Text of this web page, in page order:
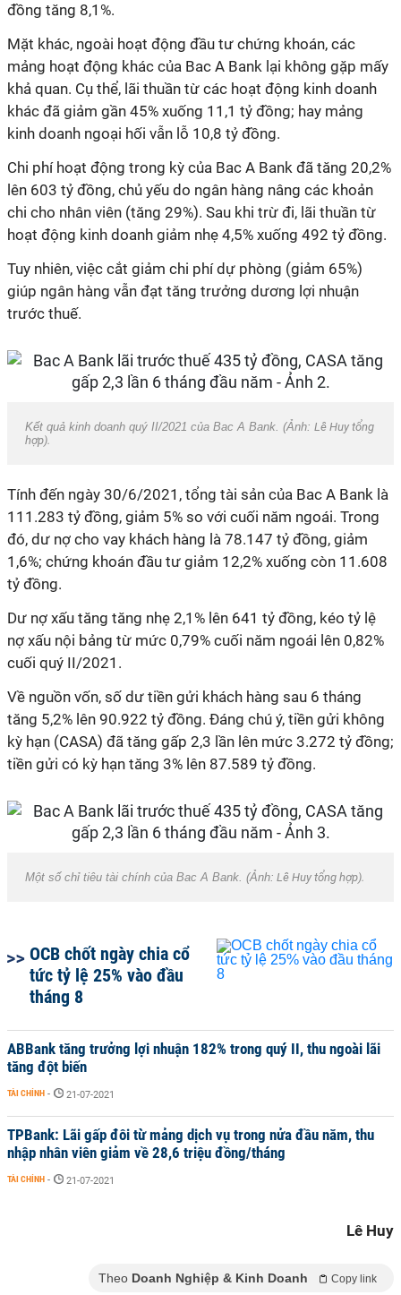
đồng tăng 8,1%.
Mặt khác, ngoài hoạt động đầu tư chứng khoán, các
mảng hoạt động khác của Bac A Bank lại không gặp mấy
khả quan. Cụ thể, lãi thuần từ các hoạt động kinh doanh
khác đã giảm gần 45% xuống 11,1 tỷ đồng; hay mảng
kinh doanh ngoại hối vẫn lỗ 10,8 tỷ đồng.
Chi phí hoạt động trong kỳ của Bac A Bank đã tăng 20,2%
lên 603 tỷ đồng, chủ yếu do ngân hàng nâng các khoản
chi cho nhân viên (tăng 29%). Sau khi trừ đi, lãi thuần từ
hoạt động kinh doanh giảm nhẹ 4,5% xuống 492 tỷ đồng.
Tuy nhiên, việc cắt giảm chi phí dự phòng (giảm 65%)
giúp ngân hàng vẫn đạt tăng trưởng dương lợi nhuận
trước thuế.
Kết quả kinh doanh quý II/2021 của Bac A Bank. (Ảnh: Lê Huy tổng
hợp).
Tính đến ngày 30/6/2021, tổng tài sản của Bac A Bank là
111.283 tỷ đồng, giảm 5% so với cuối năm ngoái. Trong
đó, dư nợ cho vay khách hàng là 78.147 tỷ đồng, giảm
1,6%; chứng khoán đầu tư giảm 12,2% xuống còn 11.608
tỷ đồng.
Dư nợ xấu tăng tăng nhẹ 2,1% lên 641 tỷ đồng, kéo tỷ lệ
nợ xấu nội bảng từ mức 0,79% cuối năm ngoái lên 0,82%
cuối quý II/2021.
Về nguồn vốn, số dư tiền gửi khách hàng sau 6 tháng
tăng 5,2% lên 90.922 tỷ đồng. Đáng chú ý, tiền gửi không
kỳ hạn (CASA) đã tăng gấp 2,3 lần lên mức 3.272 tỷ đồng;
tiền gửi có kỳ hạn tăng 3% lên 87.589 tỷ đồng.
Một số chỉ tiêu tài chính của Bac A Bank. (Ảnh: Lê Huy tổng hợp).
OCB chốt ngày chia cổ
tức tỷ lệ 25% vào đầu
tháng 8
ABBank tăng trưởng lợi nhuận 182% trong quý II, thu ngoài lãi
tăng đột biến
TÀI CHÍNH - 21-07-2021
TPBank: Lãi gấp đôi từ mảng dịch vụ trong nửa đầu năm, thu
nhập nhân viên giảm về 28,6 triệu đồng/tháng
TÀI CHÍNH - 21-07-2021
Lê Huy
Theo Doanh Nghiệp & Kinh Doanh Copy link